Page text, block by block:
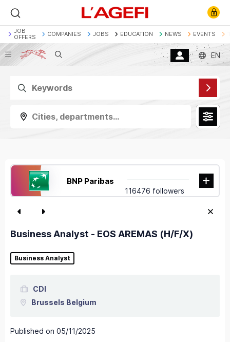
JOB
OFFERS
COMPANIES JOBS EDUCATION NEWS EVENTS
Search EN
Cities, departments...
BNP Paribas
116476 followers
Business Analyst - EOS AREMAS (H/F/X)
Business Analyst
CDI
Brussels Belgium
Published on 05/11/2025
Décryptage